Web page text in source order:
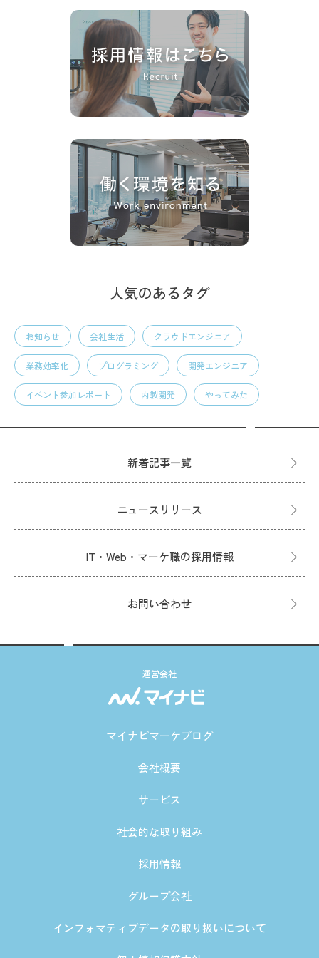
人気のあるタグ
お知らせ 会社生活 クラウドエンジニア
業務効率化 プログラミング 開発エンジニア
イベント参加レポート 内製開発 やってみた
新着記事一覧
ニュースリリース
IT・Web・マーケ職の採用情報
お問い合わせ
運営会社
マイナビマーケブログ
会社概要
サービス
社会的な取り組み
採用情報
グループ会社
インフォマティブデータの取り扱いについて